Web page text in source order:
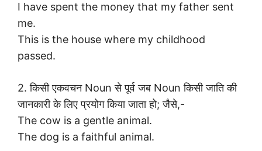
I have spent the money that my father sent
me.
This is the house where my childhood
passed.
2. किसी एकवचन Noun से पूर्व जब Noun किसी जाति की
जानकारी के लिए प्रयोग किया जाता हो; जैसे,-
The cow is a gentle animal.
The dog is a faithful animal.